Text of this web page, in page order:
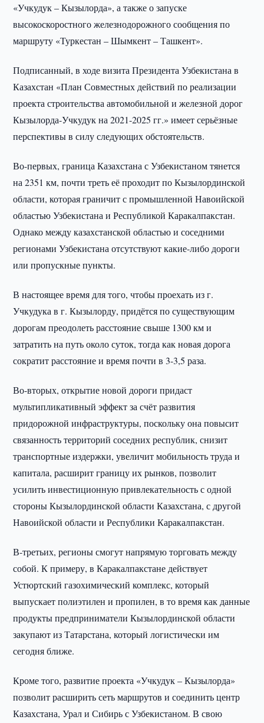
«Учкудук – Кызылорда», а также о запуске
высокоскоростного железнодорожного сообщения по
маршруту «Туркестан – Шымкент – Ташкент».
Подписанный, в ходе визита Президента Узбекистана в
Казахстан «План Совместных действий по реализации
проекта строительства автомобильной и железной дорог
Кызылорда-Учкудук на 2021-2025 гг.» имеет серьёзные
перспективы в силу следующих обстоятельств.
Во-первых, граница Казахстана с Узбекистаном тянется
на 2351 км, почти треть её проходит по Кызылординской
области, которая граничит с промышленной Навоийской
областью Узбекистана и Республикой Каракалпакстан.
Однако между казахстанской областью и соседними
регионами Узбекистана отсутствуют какие-либо дороги
или пропускные пункты.
В настоящее время для того, чтобы проехать из г.
Учкудука в г. Кызылорду, придётся по существующим
дорогам преодолеть расстояние свыше 1300 км и
затратить на путь около суток, тогда как новая дорога
сократит расстояние и время почти в 3-3,5 раза.
Во-вторых, открытие новой дороги придаст
мультипликативный эффект за счёт развития
придорожной инфраструктуры, поскольку она повысит
связанность территорий соседних республик, снизит
транспортные издержки, увеличит мобильность труда и
капитала, расширит границу их рынков, позволит
усилить инвестиционную привлекательность с одной
стороны Кызылординской области Казахстана, с другой
Навоийской области и Республики Каракалпакстан.
В-третьих, регионы смогут напрямую торговать между
собой. К примеру, в Каракалпакстане действует
Устюртский газохимический комплекс, который
выпускает полиэтилен и пропилен, в то время как данные
продукты предприниматели Кызылординской области
закупают из Татарстана, который логистически им
сегодня ближе.
Кроме того, развитие проекта «Учкудук – Кызылорда»
позволит расширить сеть маршрутов и соединить центр
Казахстана, Урал и Сибирь с Узбекистаном. В свою